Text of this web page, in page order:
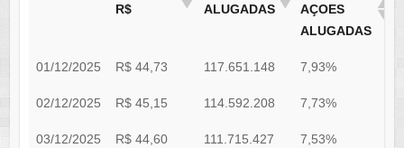
R$
ALUGADAS
AÇOES
ALUGADAS
01/12/2025 R$ 44,73 117.651.148 7,93%
02/12/2025 R$ 45,15 114.592.208 7,73%
03/12/2025 R$ 44,60 111.715.427 7,53%